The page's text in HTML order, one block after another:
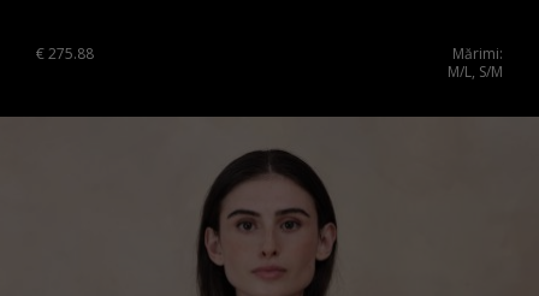
€275.88
Mărimi:
M/L, S/M